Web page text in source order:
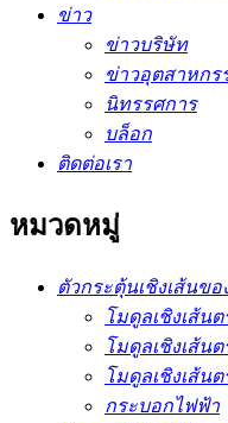
ข่าว
ข่าวบริษัท
ข่าวอุตสาหกร
นิทรรศการ
บล็อก
ติดต่อเรา
หมวดหมู่
ตัวกระตุ้นเชิงเส้นข
โมดูลเชิงเส้น
โมดูลเชิงเส้น
โมดูลเชิงเส้น
กระบอกไฟฟ้า